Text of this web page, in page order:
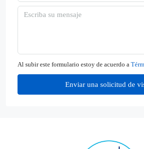
Al subir este formulario estoy de acuerdo a
Enviar una solicitud de